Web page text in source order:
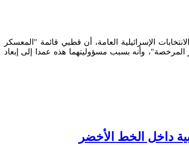
الإسرائيلية العامة، أن قطبي قائمة "المعسكر
وأنه بسبب مسؤوليتهما هذه عمدا إلى إبعاد
داخل الخط الأخضر